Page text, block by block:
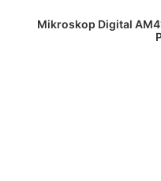
DAPATKAN
Mikroskop Digital